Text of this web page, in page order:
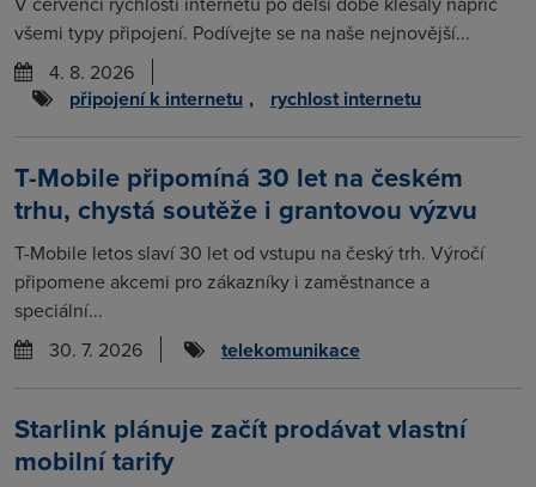
všemi typy připojení. Podívejte se na naše nejnovější...
4. 8. 2026
připojení k internetu , rychlost internetu
T-Mobile připomíná 30 let na českém
trhu, chystá soutěže i grantovou výzvu
T-Mobile letos slaví 30 let od vstupu na český trh. Výročí
připomene akcemi pro zákazníky i zaměstnance a
speciální...
30. 7. 2026
telekomunikace
Starlink plánuje začít prodávat vlastní
mobilní tarify